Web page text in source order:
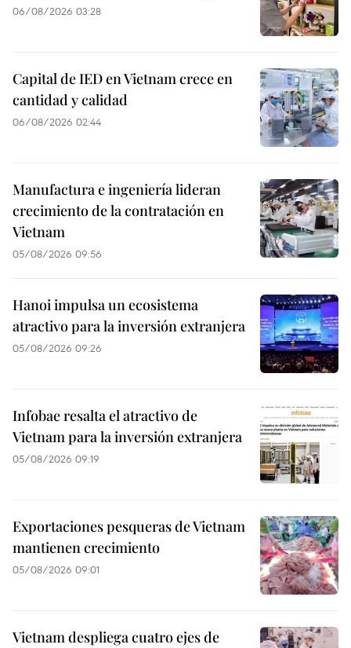
06/08/2026 03:28
Capital de IED en Vietnam crece en
cantidad y calidad
06/08/2026 02:44
Manufactura e ingeniería lideran
crecimiento de la contratación en
Vietnam
05/08/2026 09:56
Hanoi impulsa un ecosistema
atractivo para la inversión extranjera
05/08/2026 09:26
Infobae resalta el atractivo de
Vietnam para la inversión extranjera
05/08/2026 09:19
Exportaciones pesqueras de Vietnam
mantienen crecimiento
05/08/2026 09:01
Vietnam despliega cuatro ejes de